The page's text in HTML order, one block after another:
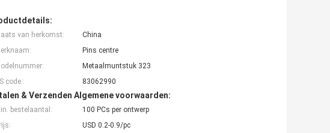
van herkomst:
China
Pins centre
Metaalmuntstuk 323
code::
83062990
& Verzenden Algemene voorwaarden:
bestelaantal:
100 PCs per ontwerp
USD 0.2-0.9/pc